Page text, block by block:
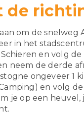
de
om de
in het
en volg
neem de derde
ongeveer 1
en volg
je op een